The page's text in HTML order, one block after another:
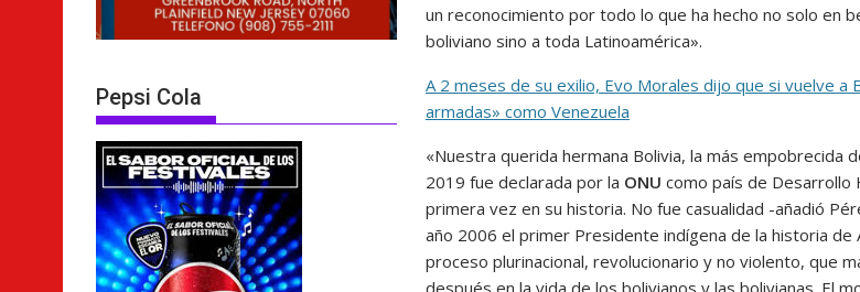
un reconocimiento por todo lo que ha hecho no solo en
boliviano sino a toda Latinoamérica».
A 2 meses de su exilio, Evo Morales dijo que si vuelve a
armadas» como Venezuela
«Nuestra querida hermana Bolivia, la más empobrecida
2019 fue declarada por la ONU como país de Desarrollo
primera vez en su historia. No fue casualidad -añadió
año 2006 el primer Presidente indígena de la historia de
proceso plurinacional, revolucionario y no violento, que
después en la vida de los bolivianos y las bolivianas. El
Pepsi Cola